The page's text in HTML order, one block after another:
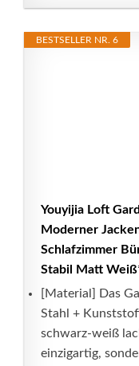
BESTSELLER NR. 6
Youyijia Loft
Moderner
Schlafzimmer
Stabil Matt
[Material] Das
Stahl +
schwarz-weiß
einzigartig,